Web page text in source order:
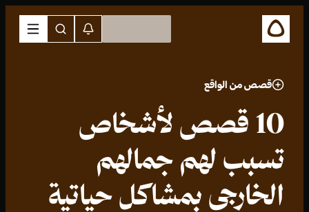
قصص من الواقع
10 قصص لأشخاص
تسبب لهم جمالهم
الخارجي بمشاكل حياتية